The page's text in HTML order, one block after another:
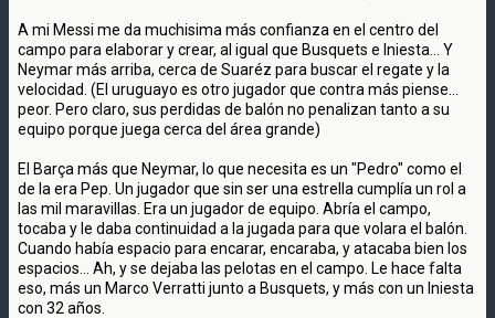
A mi Messi me da muchisima más confianza en el centro del
campo para elaborar y crear, al igual que Busquets e Iniesta... Y
Neymar más arriba, cerca de Suaréz para buscar el regate y la
velocidad. (El uruguayo es otro jugador que contra más piense...
peor. Pero claro, sus perdidas de balón no penalizan tanto a su
equipo porque juega cerca del área grande)
El Barça más que Neymar, lo que necesita es un "Pedro" como el
de la era Pep. Un jugador que sin ser una estrella cumplía un rol a
las mil maravillas. Era un jugador de equipo. Abría el campo,
tocaba y le daba continuidad a la jugada para que volara el balón.
Cuando había espacio para encarar, encaraba, y atacaba bien los
espacios... Ah, y se dejaba las pelotas en el campo. Le hace falta
eso, más un Marco Verratti junto a Busquets, y más con un Iniesta
con 32 años.